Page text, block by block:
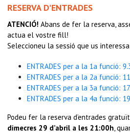
RESERVA D'ENTRADES
ATENCIÓ! Abans de fer la reserva,
actua el vostre fill!
Seleccioneu la sessió que us
ENTRADES per a la 1a funció:
ENTRADES per a la 2a funció:
ENTRADES per a la 3a funció:
ENTRADES per a la 4a funció:
Podeu fer la reserva d’entrades
dimecres 29 d’abril a les 21:00h,